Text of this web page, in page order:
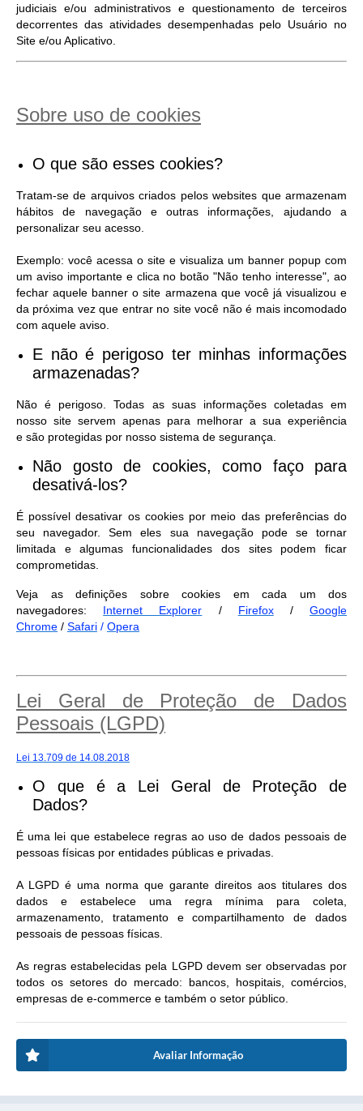
judiciais e/ou administrativos e questionamento de terceiros
decorrentes das atividades desempenhadas pelo Usuário no
Site e/ou Aplicativo.
Sobre uso de cookies
O que são esses cookies?
Tratam-se de arquivos criados pelos websites que armazenam
hábitos de navegação e outras informações, ajudando a
personalizar seu acesso.
Exemplo: você acessa o site e visualiza um banner popup com
um aviso importante e clica no botão "Não tenho interesse", ao
fechar aquele banner o site armazena que você já visualizou e
da próxima vez que entrar no site você não é mais incomodado
com aquele aviso.
E não é perigoso ter minhas informações
armazenadas?
Não é perigoso. Todas as suas informações coletadas em
nosso site servem apenas para melhorar a sua experiência
e são protegidas por nosso sistema de segurança.
Não gosto de cookies, como faço para
desativá-los?
É possível desativar os cookies por meio das preferências do
seu navegador. Sem eles sua navegação pode se tornar
limitada e algumas funcionalidades dos sites podem ficar
comprometidas.
Veja as definições sobre cookies em cada um dos
navegadores: Internet Explorer / Firefox/Google
Chrome / Safari / Opera
Lei Geral de Proteção de Dados
Pessoais (LGPD)
Lei 13.709 de 14.08.2018
O que é a Lei Geral de Proteção de
Dados?
É uma lei que estabelece regras ao uso de dados pessoais de
pessoas físicas por entidades públicas e privadas.
A LGPD é uma norma que garante direitos aos titulares dos
dados e estabelece uma regra mínima para coleta,
armazenamento, tratamento e compartilhamento de dados
pessoais de pessoas físicas.
As regras estabelecidas pela LGPD devem ser observadas por
todos os setores do mercado: bancos, hospitais, comércios,
empresas de e-commerce e também o setor público.
Avaliar Informação